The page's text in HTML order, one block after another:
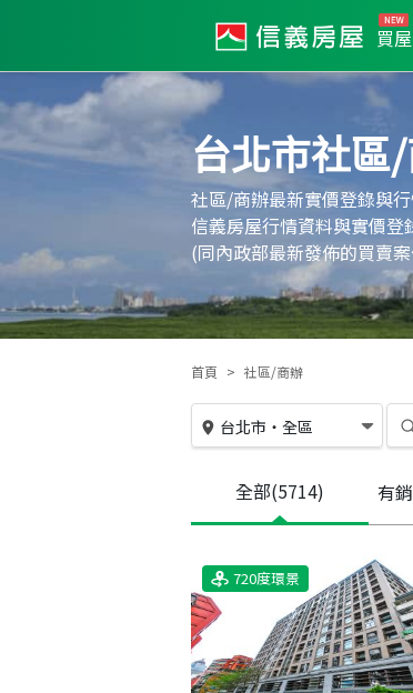
買屋
台北市社區
社區/商辦最新實價登錄與
信義房屋行情資料與實價登
(同內政部最新發佈的買賣
首頁 社區/商辦
台北市 ・ 全區
全部(5714) 有
720度環景